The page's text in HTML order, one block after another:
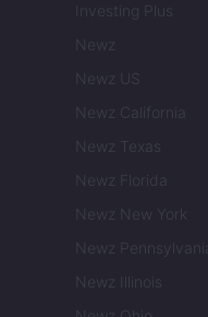
Investing Plus
Newz
Newz US
Newz California
Newz Texas
Newz Florida
Newz New York
Newz Pennsylvania
Newz Illinois